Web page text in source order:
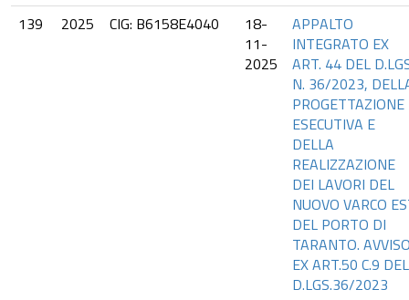
139
2025 CIG: B6158E4040
18-
11-
2025
APPALTO
INTEGRATO EX
ART. 44 DEL
N. 36/2023,
PROGETTAZIONE
ESECUTIVA E
DELLA
REALIZZAZIONE
DEI LAVORI DEL
NUOVO VARCO
DEL PORTO DI
TARANTO.
EX ART.50 C.9 DEL
D.LGS.36/2023